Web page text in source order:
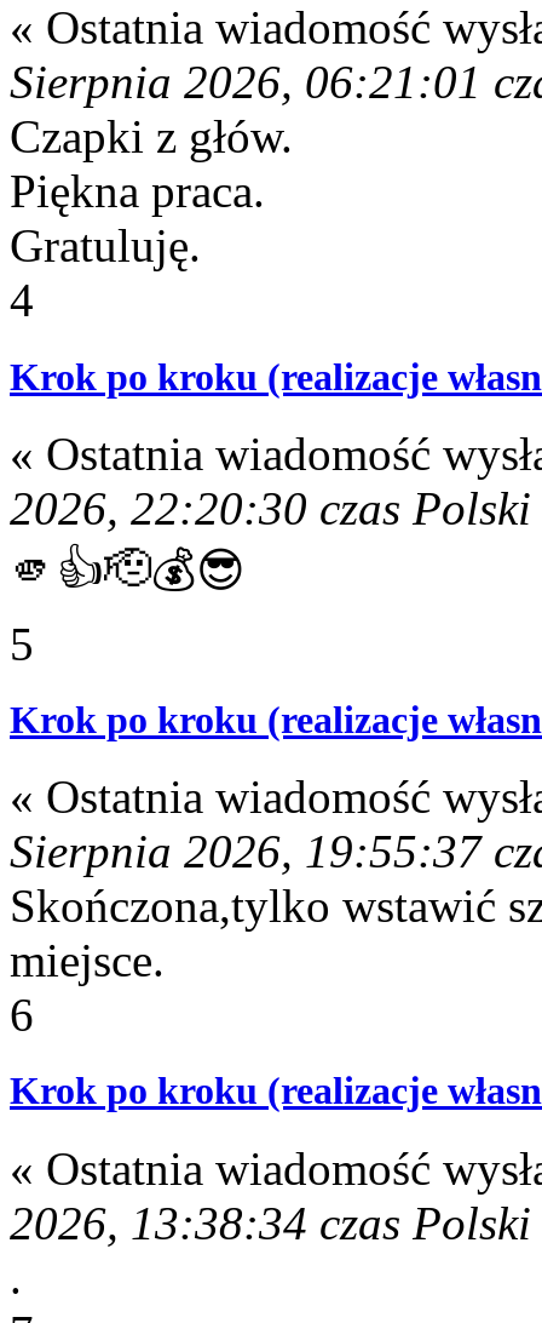
« Ostatnia wiadomość
Sierpnia 2026, 06:21:01
Czapki z głów.
Piękna praca.
Gratuluję.
4
Krok po kroku (realizacje
« Ostatnia wiadomość
2026, 22:20:30 czas Polski
🫵👍🫡💰😎
5
Krok po kroku (realizacje
« Ostatnia wiadomość
Sierpnia 2026, 19:55:37
Skończona,tylko wstawić
miejsce.
6
Krok po kroku (realizacje
« Ostatnia wiadomość
2026, 13:38:34 czas Polski
.